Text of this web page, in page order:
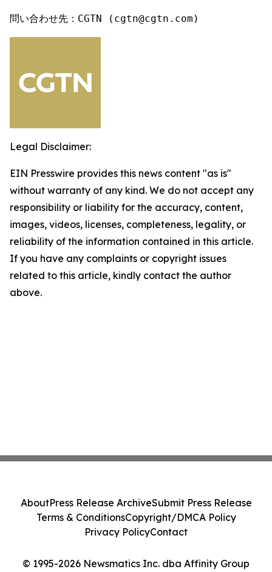
問い合わせ先：CGTN (cgtn@cgtn.com)
Legal Disclaimer:
EIN Presswire provides this news content "as is"
without warranty of any kind. We do not accept any
responsibility or liability for the accuracy, content,
images, videos, licenses, completeness, legality, or
reliability of the information contained in this article.
If you have any complaints or copyright issues
related to this article, kindly contact the author
above.
© 1995-2026 Newsmatics Inc. dba Affinity Group
AboutPress Release ArchiveSubmit Press Release
Terms & ConditionsCopyright/DMCA Policy
Privacy PolicyContact